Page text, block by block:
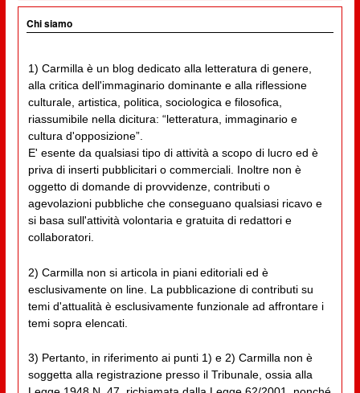
Chi siamo
1) Carmilla è un blog dedicato alla letteratura di genere,
alla critica dell'immaginario dominante e alla riflessione
culturale, artistica, politica, sociologica e filosofica,
riassumibile nella dicitura: “letteratura, immaginario e
cultura d'opposizione”.
E' esente da qualsiasi tipo di attività a scopo di lucro ed è
priva di inserti pubblicitari o commerciali. Inoltre non è
oggetto di domande di provvidenze, contributi o
agevolazioni pubbliche che conseguano qualsiasi ricavo e
si basa sull'attività volontaria e gratuita di redattori e
collaboratori.
2) Carmilla non si articola in piani editoriali ed è
esclusivamente on line. La pubblicazione di contributi su
temi d'attualità è esclusivamente funzionale ad affrontare i
temi sopra elencati.
3) Pertanto, in riferimento ai punti 1) e 2) Carmilla non è
soggetta alla registrazione presso il Tribunale, ossia alla